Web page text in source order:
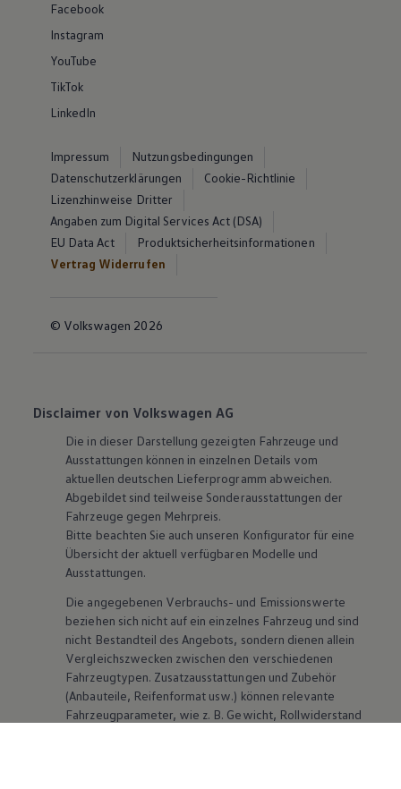
Facebook
Instagram
YouTube
TikTok
LinkedIn
Impressum
Nutzungsbedingungen
Datenschutzerklärungen
Cookie-Richtlinie
Lizenzhinweise Dritter
Angaben zum Digital Services Act (DSA)
EU Data Act
Produktsicherheitsinformationen
Vertrag Widerrufen
© Volkswagen 2026
Disclaimer von Volkswagen AG
Die in dieser Darstellung gezeigten Fahrzeuge und
Ausstattungen können in einzelnen Details vom
aktuellen deutschen Lieferprogramm abweichen.
Abgebildet sind teilweise Sonderausstattungen der
Fahrzeuge gegen Mehrpreis.
Bitte beachten Sie auch unseren Konfigurator für eine
Übersicht der aktuell verfügbaren Modelle und
Ausstattungen.
Die angegebenen Verbrauchs- und Emissionswerte
beziehen sich nicht auf ein einzelnes Fahrzeug und sind
nicht Bestandteil des Angebots, sondern dienen allein
Vergleichszwecken zwischen den verschiedenen
Fahrzeugtypen. Zusatzausstattungen und Zubehör
(Anbauteile, Reifenformat usw.) können relevante
Fahrzeugparameter, wie z. B. Gewicht, Rollwiderstand